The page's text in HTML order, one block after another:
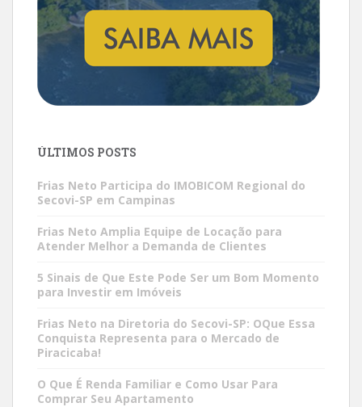
ÚLTIMOS POSTS
Frias Neto Participa do IMOBICOM Regional do
Secovi-SP em Campinas
Frias Neto Amplia Equipe de Locação para
Atender Melhor a Demanda de Clientes
5 Sinais de Que Este Pode Ser um Bom Momento
para Investir em Imóveis
Frias Neto na Diretoria do Secovi-SP: OQue Essa
Conquista Representa para o Mercado de
Piracicaba!
O Que É Renda Familiar e Como Usar Para
Comprar Seu Apartamento